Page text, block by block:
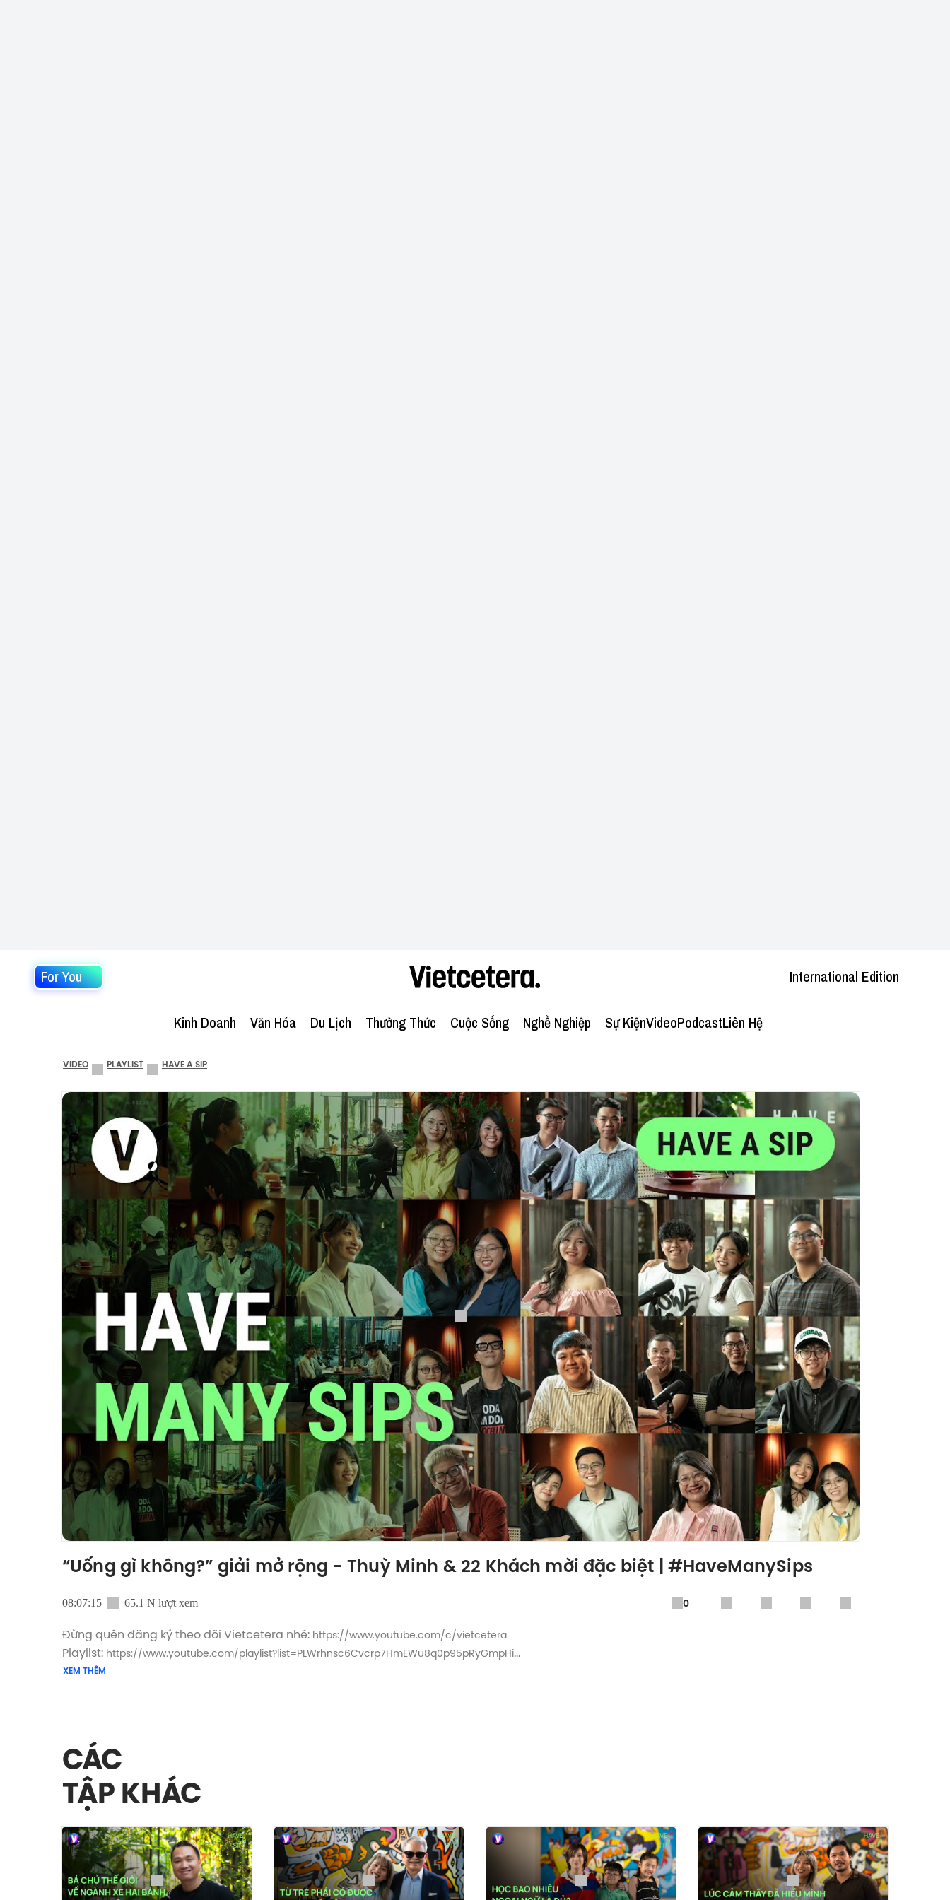
For You International Edition
Kinh Doanh Văn Hóa Du Lịch Thưởng Thức Cuộc Sống Nghề Nghiệp Sự KiệnVideoPodcastLiên Hệ
VIDEO PLAYLIST HAVE A SIP
“Uống gì không?” giải mở rộng - Thuỳ Minh & 22 Khách mời đặc biệt | #HaveManySips
08:07:15 65.1 N lượt xem 0
Đừng quên đăng ký theo dõi Vietcetera nhé: https://www.youtube.com/c/vietcetera
Playlist: https://www.youtube.com/playlist?list=PLWrhnsc6Cvcrp7HmEWu8q0p95pRyGmpHi
Host: Thùy Minh
Lần đầu tiên Have A Sip mời các khán giả của mình ngồi vào “ghế nóng”, cùng Host Thuỳ Minh nhâm nhi món đồ uống yêu thích và chia
sẻ những góc nhìn đầy mới mẻ của mình.
Và cũng ở ngay lần đầu tiên này, Vietcetera đã “chơi lớn” khi lựa chọn không chỉ 5 mà là 22 khán giả trở thành khách mời, hứa hẹn
mang đến cho bạn một Have Many Sips đặc biệt như chính tên gọi của tập podcast này.
Mùa lễ này, hãy cùng “uống gì không?” với Host Thuỳ Minh và 22 khách mời trong Have Many Sips - phiên bản dài 08 tiếng với rất nhiều
câu chuyện và góc nhìn thú vị đang chờ đón bạn khám phá!
Timestamp:
XEM THÊM
CÁC
TẬP KHÁC